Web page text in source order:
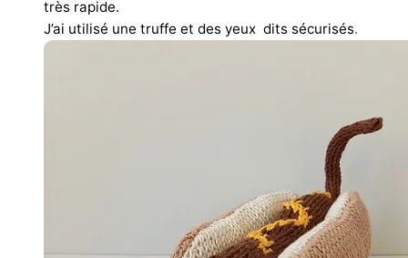
très rapide.
J’ai utilisé une truffe et des yeux dits sécurisés.